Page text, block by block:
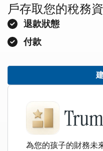
戶存取您的稅務資
退款狀態
付款
為您的孩子的財務未